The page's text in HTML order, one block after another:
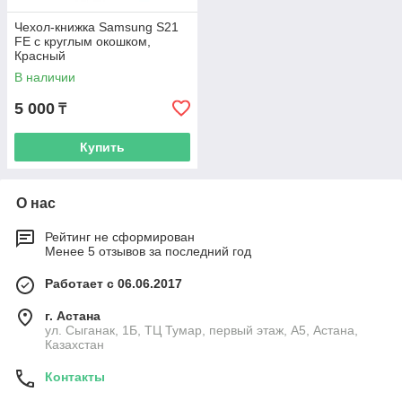
Чехол-книжка Samsung S21
FE с круглым окошком,
Красный
В наличии
5 000 ₸
Купить
О нас
Рейтинг не сформирован
Менее 5 отзывов за последний год
Работает с 06.06.2017
г. Астана
ул. Сыганак, 1Б, ТЦ Тумар, первый этаж, А5, Астана,
Казахстан
Контакты